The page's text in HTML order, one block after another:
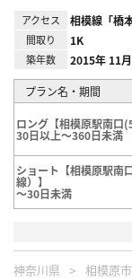
アクセス 相模線「橋
間取り 1K
築年数 2015年 11
プラン名・期間
ロング【相模原駅南口
30日以上～360日未満
ショート【相模原駅南
線）】
～30日未満
神奈川県 相模原